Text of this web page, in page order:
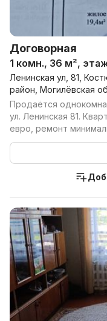
Договорная
1 комн., 36 м²,
Ленинская ул, 81,
район, Могилёвская
Продаётся
ул. Ленинская 81.